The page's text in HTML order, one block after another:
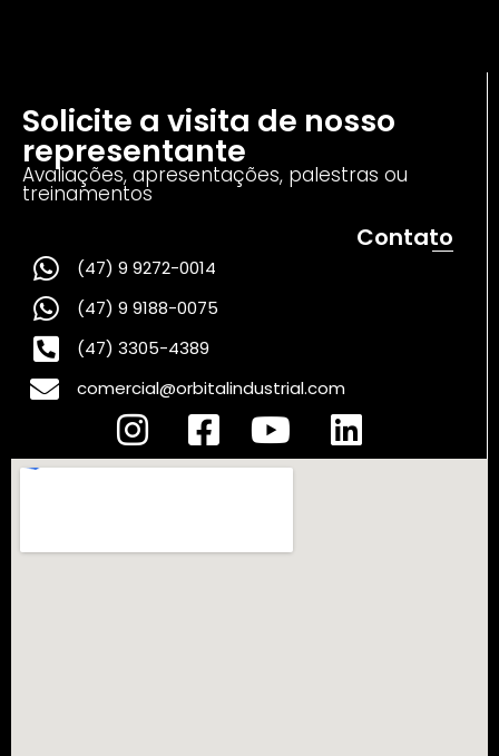
Solicite a visita de nosso
representante
Avaliações, apresentações, palestras ou
treinamentos
Contato
(47) 9 9272-0014
(47) 9 9188-0075
(47) 3305-4389
comercial@orbitalindustrial.com